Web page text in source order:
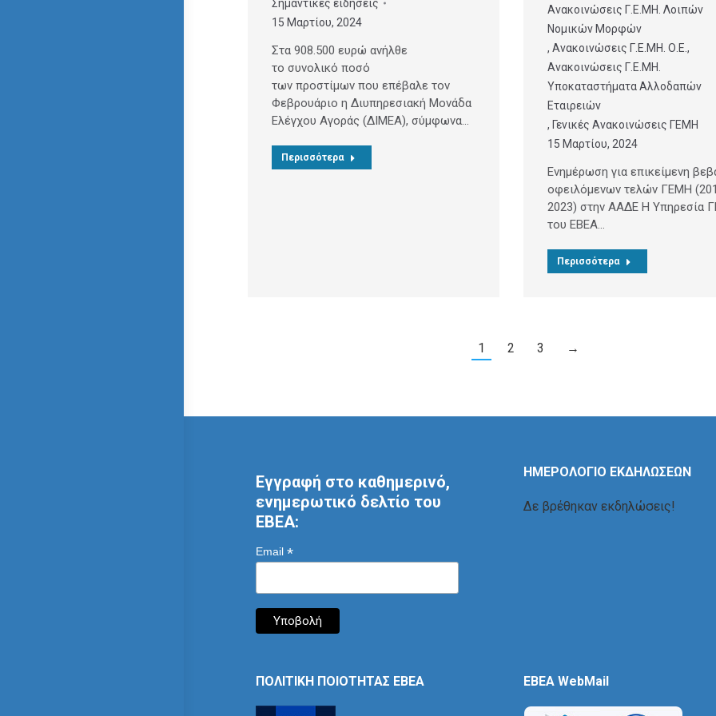
Σημαντικές ειδήσεις
15 Μαρτίου, 2024
Στα 908.500 ευρώ ανήλθε
το συνολικό ποσό
των προστίμων που επέβαλε τον
Φεβρουάριο η Διυπηρεσιακή Μονάδα
Ελέγχου Αγοράς (ΔΙΜΕΑ), σύμφωνα…
Περισσότερα
Ανακοινώσεις Γ.Ε.ΜΗ. Λοιπών
Νομικών Μορφών
, Ανακοινώσεις Γ.Ε.ΜΗ. Ο.Ε. ,
Ανακοινώσεις Γ.Ε.ΜΗ.
Υποκαταστήματα Αλλοδαπών
Εταιρειών
, Γενικές Ανακοινώσεις ΓΕΜΗ
15 Μαρτίου, 2024
Ενημέρωση για επικείμενη
οφειλόμενων τελών ΓΕΜΗ
2023) στην ΑΑΔΕ Η Υπηρεσία
του ΕΒΕΑ…
Περισσότερα
1 2 3 →
Εγγραφή στο καθημερινό,
ενημερωτικό δελτίο του
ΕΒΕΑ:
Email *
ΗΜΕΡΟΛΟΓΙΟ ΕΚΔΗΛΩΣΕΩΝ
Δε βρέθηκαν εκδηλώσεις!
ΠΟΛΙΤΙΚΗ ΠΟΙΟΤΗΤΑΣ ΕΒΕΑ EBEA WebMail